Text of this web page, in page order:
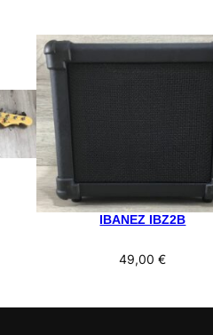
IBANEZ IBZ2B
49,00€